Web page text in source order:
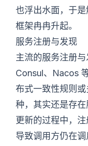
也浮出水面，于
框架冉冉升起。
服务注册与发现
主流的服务注册与
Consul、Nacos
布式一致性规则
种，其实还是存
更新的过程中，注
导致调用方仍在